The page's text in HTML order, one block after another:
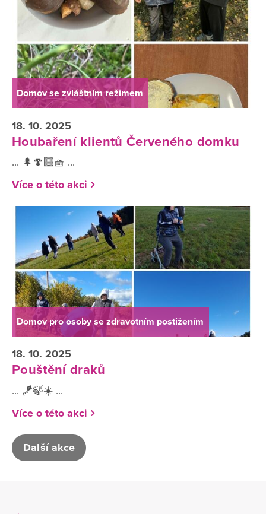
Domov se zvláštním režimem
18. 10. 2025
Houbaření klientů Červeného domku
... 🌲🍄‍🟫🧺 ...
Více o této akci
Domov pro osoby se zdravotním postižením
18. 10. 2025
Pouštění draků
... 🪁🍃☀️ ...
Více o této akci
Další akce